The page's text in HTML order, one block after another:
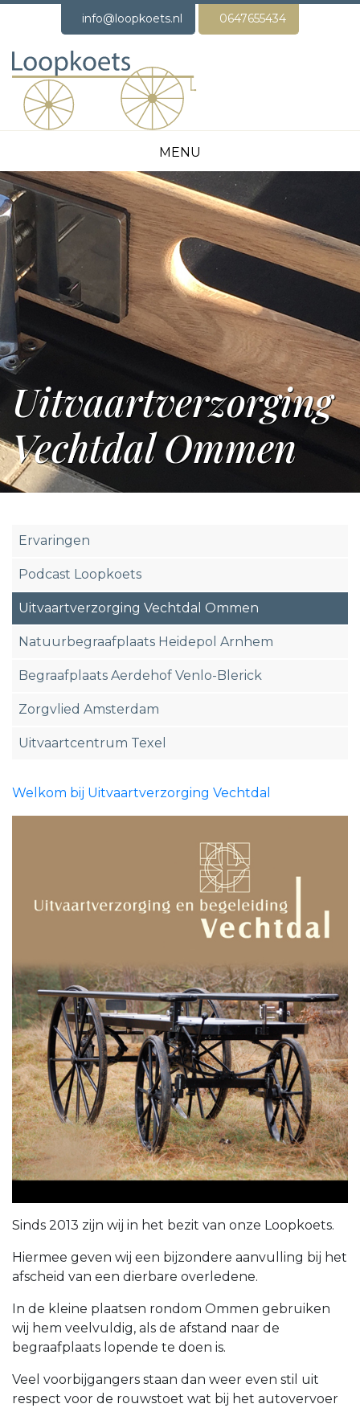
info@loopkoets.nl 0647655434
MENU
Uitvaartverzorging
Vechtdal Ommen
Ervaringen
Podcast Loopkoets
Uitvaartverzorging Vechtdal Ommen
Natuurbegraafplaats Heidepol Arnhem
Begraafplaats Aerdehof Venlo-Blerick
Zorgvlied Amsterdam
Uitvaartcentrum Texel
Welkom bij Uitvaartverzorging Vechtdal
Sinds 2013 zijn wij in het bezit van onze Loopkoets.
Hiermee geven wij een bijzondere aanvulling bij het
afscheid van een dierbare overledene.
In de kleine plaatsen rondom Ommen gebruiken
wij hem veelvuldig, als de afstand naar de
begraafplaats lopende te doen is.
Veel voorbijgangers staan dan weer even stil uit
respect voor de rouwstoet wat bij het autovervoer